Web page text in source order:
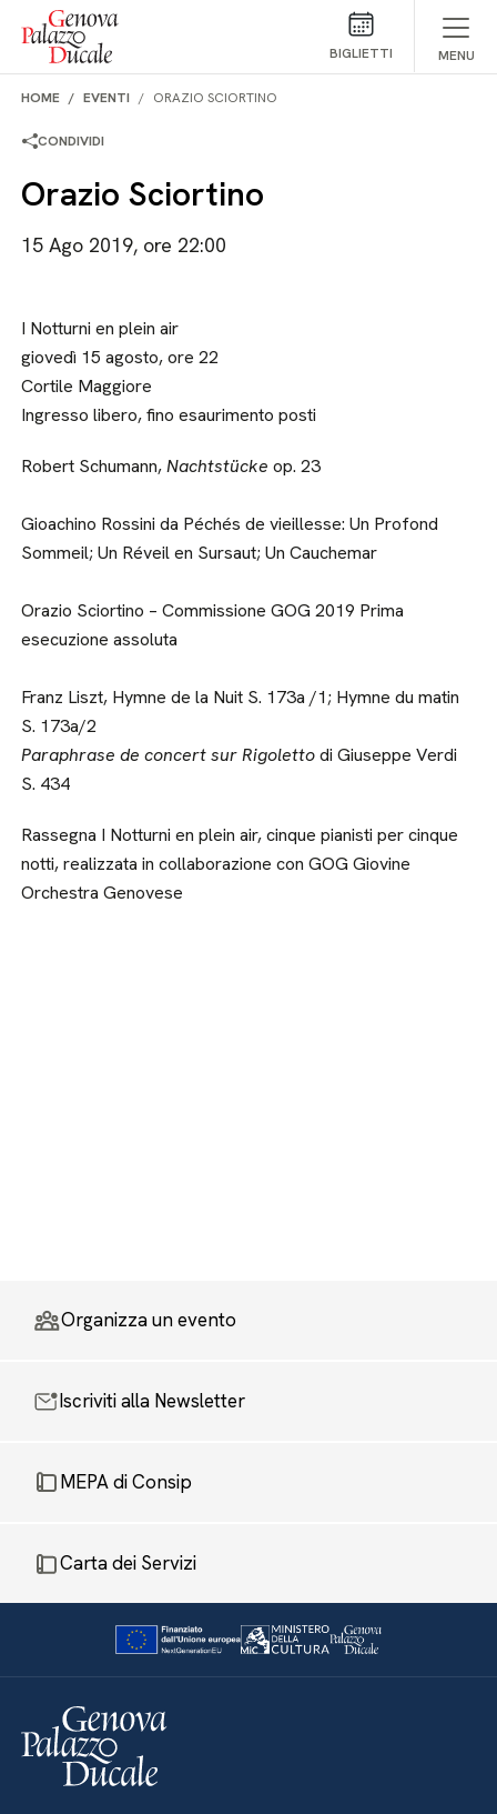
Salta al contenuto
BIGLIETTI MENU
HOME EVENTI ORAZIO SCIORTINO
CONDIVIDI
Orazio Sciortino
15 Ago 2019, ore 22:00
I Notturni en plein air
giovedì 15 agosto, ore 22
Cortile Maggiore
Ingresso libero, fino esaurimento posti
Robert Schumann,Nachtstücke op. 23
Gioachino Rossini da Péchés de vieillesse: Un Profond
Sommeil; Un Réveil en Sursaut; Un Cauchemar
Orazio Sciortino – Commissione GOG 2019 Prima
esecuzione assoluta
Franz Liszt, Hymne de la Nuit S. 173a /1; Hymne du matin
S. 173a/2
Paraphrase de concert sur Rigolettodi Giuseppe Verdi
S. 434
Rassegna I Notturni en plein air, cinque pianisti per cinque
notti, realizzata in collaborazione con GOG Giovine
Orchestra Genovese
Organizza un evento
Iscriviti alla Newsletter
MEPA di Consip
Carta dei Servizi